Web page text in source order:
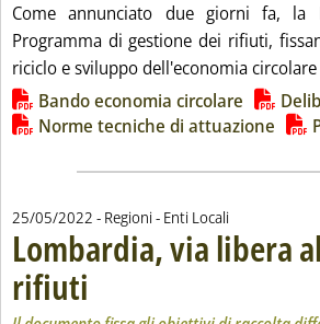
Come annunciato due giorni fa, la
Programma di gestione dei rifiuti,
riciclo e sviluppo dell'economia
Lista allegati PDF alla notizia
Bando economia circolare
Norme tecniche di attuazione
25/05/2022 - Regioni - Enti Locali
Lombardia, via libera
rifiuti . Sottotitolo: Il documento fissa gli